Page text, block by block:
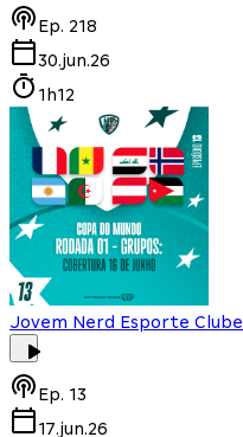
Ep. 218
30.jun.26
1h12
Jovem Nerd Esporte Clube
Ep. 13
17.jun.26